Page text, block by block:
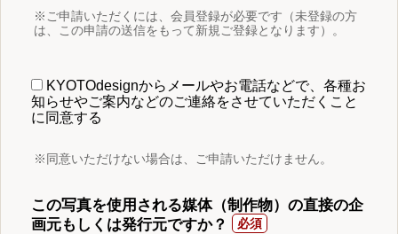
※ご申請いただくには、会員登録が必要です（未登録の方
は、この申請の送信をもって新規ご登録となります）。
KYOTOdesignからメールやお電話などで、各種お
知らせやご案内などのご連絡をさせていただくこと
に同意する
※同意いただけない場合は、ご申請いただけません。
この写真を使用される媒体（制作物）の直接の企
画元もしくは発行元ですか？